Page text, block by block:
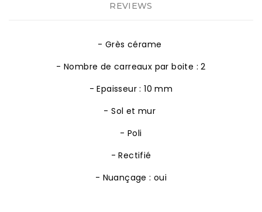
REVIEWS
- Grès cérame
- Nombre de carreaux par boite : 2
- Epaisseur : 10 mm
- Sol et mur
- Poli
- Rectifié
- Nuançage : oui